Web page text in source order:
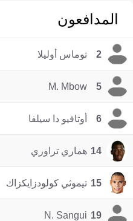
المدافعون
2 توماس أوليلا
5
M. Mbow
6 أوتافيو دا سيلفا
14 هماري تراوري
15 تيموثي كولودزايكزاك
19
N. Sangui